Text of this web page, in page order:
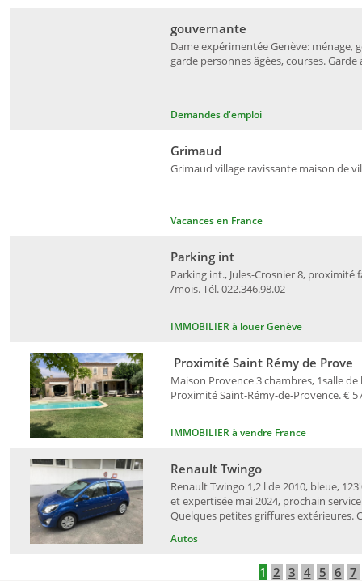
Demandes d'emploi
Dame expérimentée Genève:
garde personnes âgées, courses.
gouvernante
Vacances en France
Grimaud village ravissante maison de
Grimaud
IMMOBILIER à louer Genève
Parking int., Jules-Crosnier 8, proximité
/mois. Tél. 022.346.98.02
Parking int
IMMOBILIER à vendre France
Maison Provence 3 chambres, 1salle
Proximité Saint-Rémy-de-Provence. €
Proximité Saint Rémy de Prove
Autos
Renault Twingo 1,2 l de 2010, bleue,
et expertisée mai 2024, prochain
Quelques petites griffures extérieures.
Renault Twingo
1 2 3 4 5 6 7